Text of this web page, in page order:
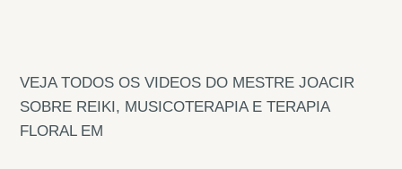
VEJA TODOS OS VIDEOS DO MESTRE JOACIR
SOBRE REIKI, MUSICOTERAPIA E TERAPIA
FLORAL EM